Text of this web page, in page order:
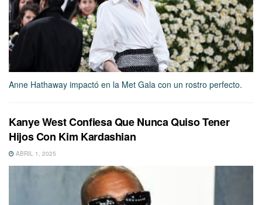
Anne Hathaway impactó en la Met Gala con un rostro perfecto.
Kanye West Confiesa Que Nunca Quiso Tener
Hijos Con Kim Kardashian
ABRIL 1, 2025